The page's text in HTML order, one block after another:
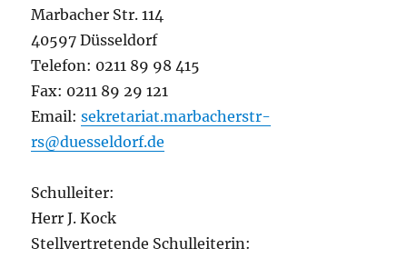
Marbacher Str. 114
40597 Düsseldorf
Telefon: 0211 89 98 415
Fax: 0211 89 29 121
Email:sekretariat.marbacherstr-
rs@duesseldorf.de
Schulleiter:
Herr J. Kock
Stellvertretende Schulleiterin: